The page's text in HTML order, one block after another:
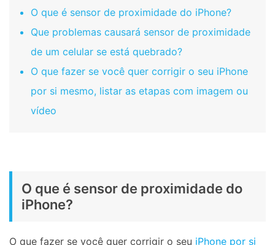
O que é sensor de proximidade do iPhone?
Que problemas causará sensor de proximidade
de um celular se está quebrado?
O que fazer se você quer corrigir o seu iPhone
por si mesmo, listar as etapas com imagem ou
vídeo
O que é sensor de proximidade do
iPhone?
O que fazer se você quer corrigir o seu iPhone por si